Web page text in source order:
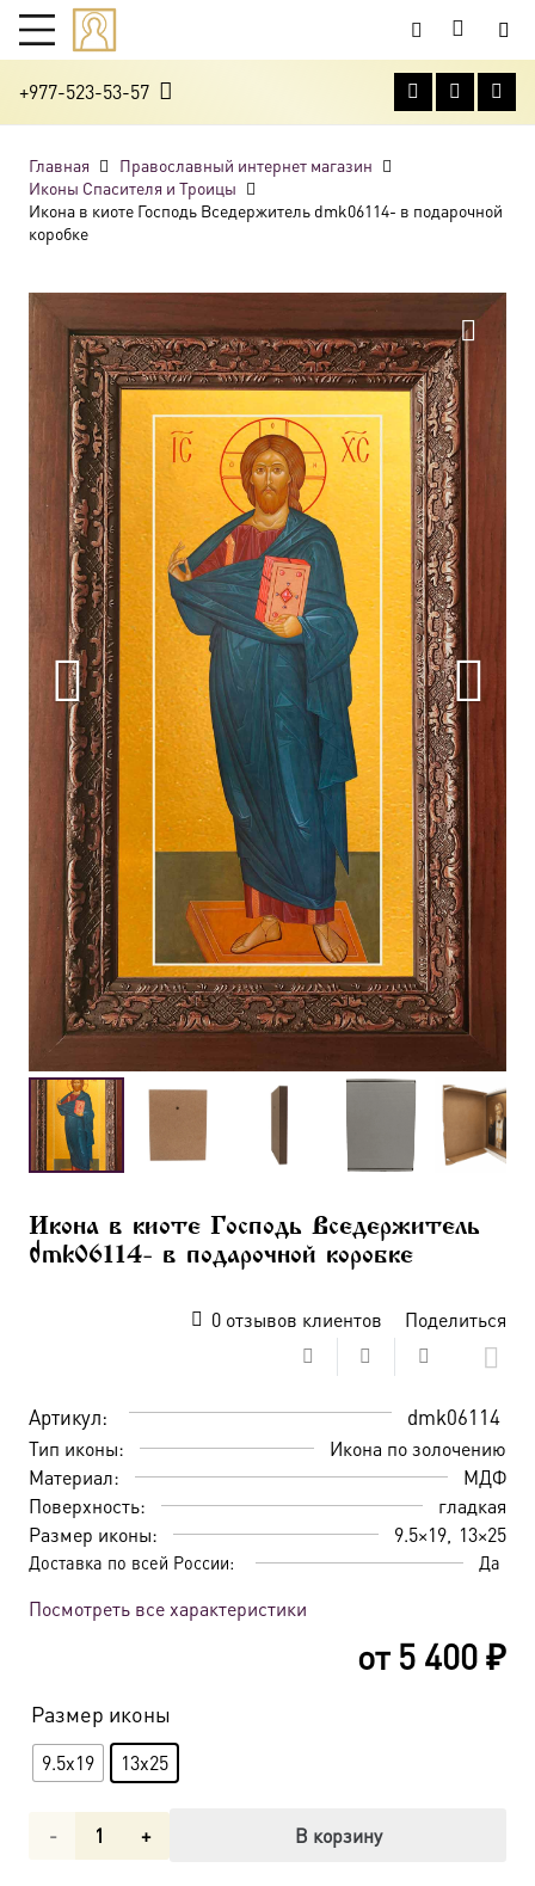
+977-523-53-57
Главная
Православный интернет магазин
Иконы Спасителя и Троицы
Икона в киоте Господь Вседержитель dmk06114- в подарочной
коробке
Икона в киоте Господь Вседержитель
dmk06114- в подарочной коробке
0отзывов клиентов Поделиться
Артикул: dmk06114
Тип иконы:
Икона по золочению
Материал:
МДФ
Поверхность:
гладкая
Размер иконы:
9.5×19 13×25
Доставка по всей России: Да
Посмотреть все характеристики
от 5 400₽
Размер иконы
9.5x19 13x25
Количество
В корзину